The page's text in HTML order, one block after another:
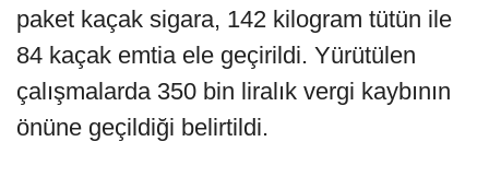
paket kaçak sigara, 142 kilogram tütün ile
84 kaçak emtia ele geçirildi. Yürütülen
çalışmalarda 350 bin liralık vergi kaybının
önüne geçildiği belirtildi.